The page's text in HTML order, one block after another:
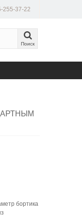
255-37-22
Поиск
бортика